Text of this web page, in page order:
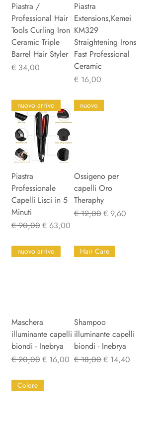
Piastra /
Professional Hair
Tools Curling Iron
Ceramic Triple
Barrel Hair Styler
Prijs
€ 34,00
Piastra
Extensions,Kemei
KM329
Straightening Irons
Fast Professional
Ceramic
Prijs
€ 16,00
nuovo arrivo
Piastra
Professionale
Capelli Lisci in 5
Minuti
Normale prijs
€ 90,00Verkoopprijs
€ 63,00
nuovo
Ossigeno per
capelli Oro
Theraphy
Normale prijs
€ 12,00Verkoopprijs
€ 9,60
nuovo arrivo
Maschera
illuminante capelli
biondi - Inebrya
Normale prijs
€ 20,00Verkoopprijs
€ 16,00
Hair Care
Shampoo
illuminante capelli
biondi - Inebrya
Normale prijs
€ 18,00Verkoopprijs
€ 14,40
Colore